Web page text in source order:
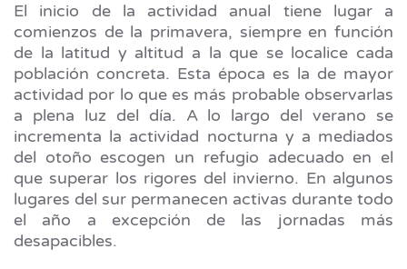
El inicio de la actividad anual tiene lugar a
comienzos de la primavera, siempre en función
de la latitud y altitud a la que se localice cada
población concreta. Esta época es la de mayor
actividad por lo que es más probable observarlas
a plena luz del día. A lo largo del verano se
incrementa la actividad nocturna y a mediados
del otoño escogen un refugio adecuado en el
que superar los rigores del invierno. En algunos
lugares del sur permanecen activas durante todo
el año a excepción de las jornadas más
desapacibles.